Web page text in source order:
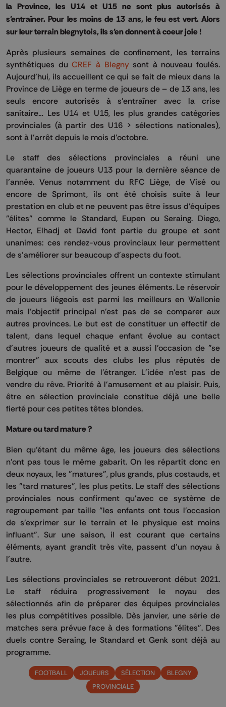
la Province, les U14 et U15 ne sont plus autorisés à
s'entraîner. Pour les moins de 13 ans, le feu est vert. Alors
sur leur terrain blegnytois, ils s'en donnent à coeur joie !
Après plusieurs semaines de confinement, les terrains
synthétiques duCREF à Blegnysont à nouveau foulés.
Aujourd’hui, ils accueillent ce qui se fait de mieux dans la
Province de Liège en terme de joueurs de – de 13 ans, les
seuls encore autorisés à s’entraîner avec la crise
sanitaire… Les U14 et U15, les plus grandes catégories
provinciales (à partir des U16 > sélections nationales),
sont à l'arrêt depuis le mois d'octobre.
Le staff des sélections provinciales a réuni une
quarantaine de joueurs U13 pour la dernière séance de
l’année. Venus notamment du RFC Liège, de Visé ou
encore de Sprimont, ils ont été choisis suite à leur
prestation en club et ne peuvent pas être issus d’équipes
"élites" comme le Standard, Eupen ou Seraing. Diego,
Hector, Elhadj et David font partie du groupe et sont
unanimes: ces rendez-vous provinciaux leur permettent
de s'améliorer sur beaucoup d'aspects du foot.
Les sélections provinciales offrent un contexte stimulant
pour le développement des jeunes éléments. Le réservoir
de joueurs liégeois est parmi les meilleurs en Wallonie
mais l’objectif principal n’est pas de se comparer aux
autres provinces. Le but est de constituer un effectif de
talent, dans lequel chaque enfant évolue au contact
d'autres joueurs de qualité et a aussi l'occasion de "se
montrer" aux scouts des clubs les plus réputés de
Belgique ou même de l'étranger. L'idée n'est pas de
vendre du rêve. Priorité à l'amusement et au plaisir. Puis,
être en sélection provinciale constitue déjà une belle
fierté pour ces petites têtes blondes.
Mature ou tard mature ?
Bien qu’étant du même âge, les joueurs des sélections
n’ont pas tous le même gabarit. On les répartit donc en
deux noyaux, les "matures", plus grands, plus costauds, et
les "tard matures", les plus petits. Le staff des sélections
provinciales nous confirment qu'avec ce système de
regroupement par taille "les enfants ont tous l'occasion
de s'exprimer sur le terrain et le physique est moins
influant". Sur une saison, il est courant que certains
éléments, ayant grandit très vite, passent d'un noyau à
l'autre.
Les sélections provinciales se retrouveront début 2021.
Le staff réduira progressivement le noyau des
sélectionnés afin de préparer des équipes provinciales
les plus compétitives possible. Dès janvier, une série de
matches sera prévue face à des formations "élites". Des
duels contre Seraing, le Standard et Genk sont déjà au
programme.
FOOTBALL JOUEURS SÉLECTION
BLEGNY
PROVINCIALE